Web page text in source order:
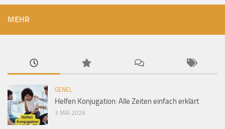
MEHR
GENEL
Helfen Konjugation: Alle Zeiten einfach erklärt
3 MAI 2026